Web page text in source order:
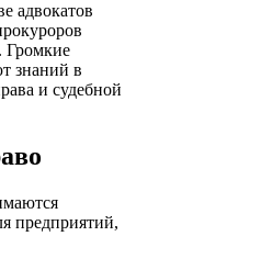
адвокатов
Громкие
знаний в
и судебной
предприятий,